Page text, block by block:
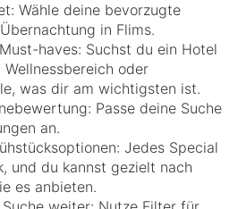
Wähle deine bevorzugte
in Flims.
haves: Suchst du ein Hotel
oder
was dir am wichtigsten ist.
Passe deine Suche
an.
Jedes Special
und du kannst gezielt nach
es anbieten.